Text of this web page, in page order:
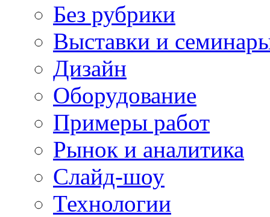
Без рубрики
Выставки и
Дизайн
Оборудование
Примеры работ
Рынок и аналитика
Слайд-шоу
Технологии